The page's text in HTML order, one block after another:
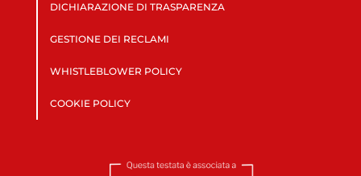
DICHIARAZIONE DI TRASPARENZA
GESTIONE DEI RECLAMI
WHISTLEBLOWER POLICY
COOKIE POLICY